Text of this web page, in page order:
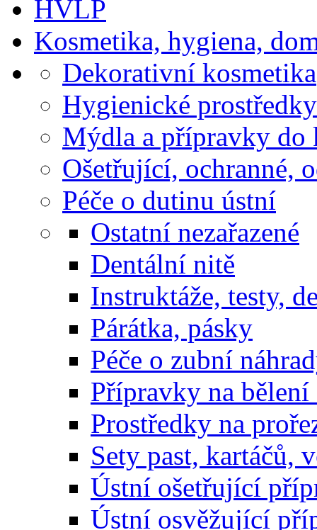
HVLP
Kosmetika, hygiena,
Dekorativní kosmetika
Hygienické
Mýdla a přípravky do
Ošetřující, ochranné,
Péče o dutinu ústní
Ostatní nezařazené
Dentální nitě
Instruktáže, testy,
Párátka, pásky
Péče o zubní
Přípravky na bělení
Prostředky na
Sety past, kartáčů,
Ústní ošetřující
Ústní osvěžující